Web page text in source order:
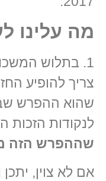
מה עלינו
1. בתלוש
שהוא ההפרש
לנקודות
שההפרש הזה
אם לא צוין,